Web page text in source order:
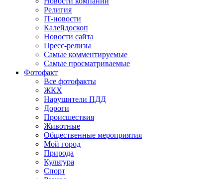
Религия
IT-новости
Калейдоскоп
Новости сайта
Пресс-релизы
Самые комментируемые
Самые просматриваемые
Фотофакт
Все фотофакты
ЖКХ
Нарушители ПДД
Дороги
Происшествия
Животные
Общественные мероприятия
Мой город
Природа
Культура
Спорт